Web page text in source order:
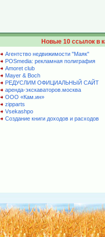
Новые 10 ссылок в
Агентство недвижимости "Маяк"
POSmedia: рекламная полиграфия
Amoret club
Mayer & Boch
РЕДУСЛИМ ОФИЦИАЛЬНЫЙ САЙТ
аренда-экскаваторов.москва
ООО «Кам.ин»
zipparts
Vsekashpo
Создание книги доходов и расходов